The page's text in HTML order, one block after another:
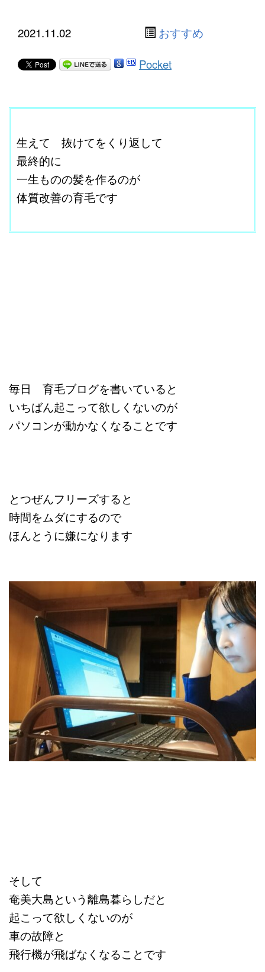
2021.11.02 おすすめ
Pocket
生えて 抜けてをくり返して
最終的に
一生ものの髪を作るのが
体質改善の育毛です
毎日 育毛ブログを書いていると
いちばん起こって欲しくないのが
パソコンが動かなくなることです
とつぜんフリーズすると
時間をムダにするので
ほんとうに嫌になります
そして
奄美大島という離島暮らしだと
起こって欲しくないのが
車の故障と
飛行機が飛ばなくなることです